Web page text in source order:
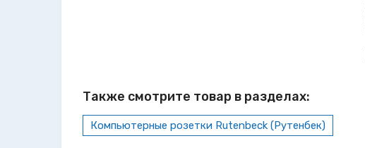
Также смотрите товар в разделах:
Компьютерные розетки Rutenbeck (Рутенбек)